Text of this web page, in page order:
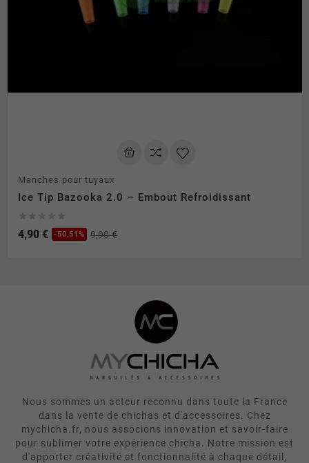
Manches pour tuyaux
Ice Tip Bazooka 2.0 – Embout Refroidissant
4,90 € -50,51% 9,90 €
Nous sommes un acteur reconnu dans toute la France
dans la vente de chichas et d'accessoires. Chez
mychicha.fr, nous associons innovation et savoir-faire
pour sublimer votre expérience chicha. Notre mission est
d'apporter créativité et fonctionnalité à chaque détail,